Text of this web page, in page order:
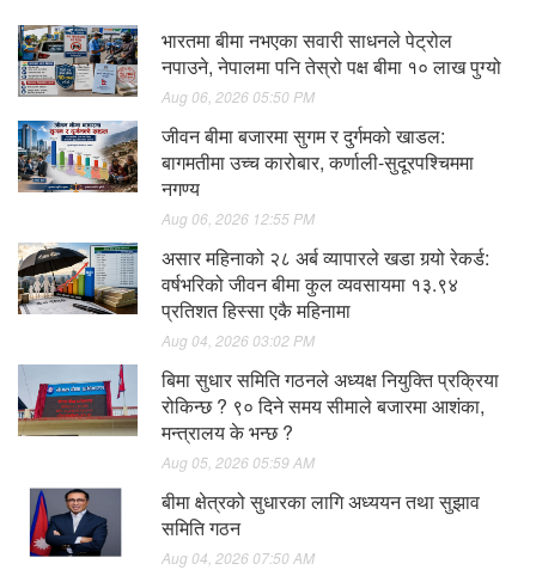
भारतमा बीमा नभएका सवारी साधनले पेट्रोल
नपाउने, नेपालमा पनि तेस्रो पक्ष बीमा १० लाख पुग्यो
Aug 06, 2026 05:50 PM
जीवन बीमा बजारमा सुगम र दुर्गमको खाडल:
बागमतीमा उच्च कारोबार, कर्णाली-सुदूरपश्चिममा
नगण्य
Aug 06, 2026 12:55 PM
असार महिनाको २८ अर्ब व्यापारले खडा गर्‍यो रेकर्ड:
वर्षभरिको जीवन बीमा कुल व्यवसायमा १३.९४
प्रतिशत हिस्सा एकै महिनामा
Aug 04, 2026 03:02 PM
बिमा सुधार समिति गठनले अध्यक्ष नियुक्ति प्रक्रिया
रोकिन्छ ? ९० दिने समय सीमाले बजारमा आशंका,
मन्त्रालय के भन्छ ?
Aug 05, 2026 05:59 AM
बीमा क्षेत्रको सुधारका लागि अध्ययन तथा सुझाव
समिति गठन
Aug 04, 2026 07:50 AM